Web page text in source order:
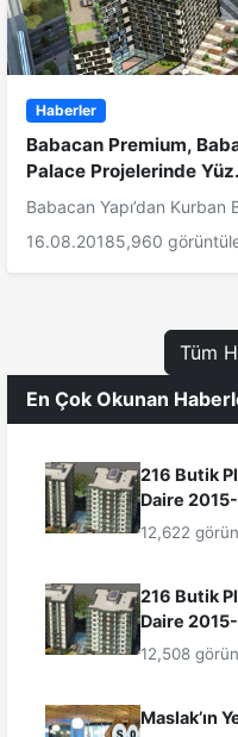
Haberler
Babacan Premium,
Palace Projelerinde
Babacan Yapı’dan Kurban
16.08.20185,960
Tüm
En Çok Okunan
216 Butik
Daire
12,622
216 Butik
Daire
12,508
Maslak’ın